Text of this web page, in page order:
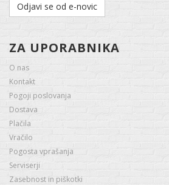
Odjavi se od e-novic
ZA UPORABNIKA
O nas
Kontakt
Pogoji poslovanja
Dostava
Plačila
Vračilo
Pogosta vprašanja
Serviserji
Zasebnost in piškotki